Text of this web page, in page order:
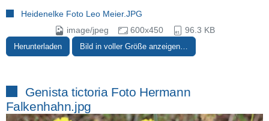
Heidenelke Foto Leo Meier.JPG
image/jpeg
600x450 96.3 KB
Herunterladen Bild in voller Größe anzeigen…
Genista tictoria Foto Hermann
Falkenhahn.jpg